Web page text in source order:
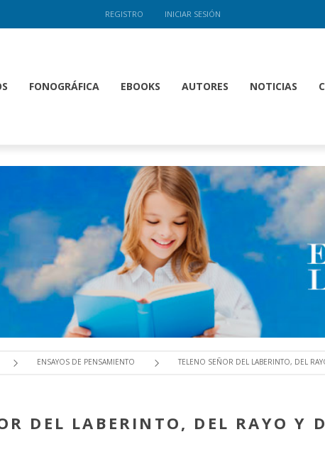
REGISTRO INICIAR SESIÓN
FONOGRÁFICA EBOOKS AUTORES NOTICIAS
ENSAYOS DE PENSAMIENTO TELENO SEÑOR DEL LABERINTO, DEL
DEL LABERINTO, DEL RAYO Y